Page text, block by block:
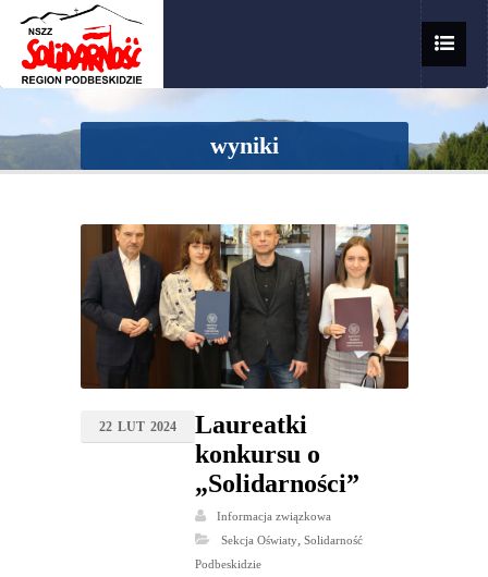
wyniki
22 LUT 2024
Laureatki
konkursu o
„Solidarności”
Informacja związkowa
Sekcja Oświaty, Solidarność
Podbeskidzie